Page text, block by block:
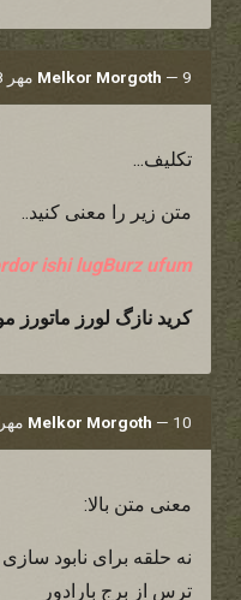
Melkor Morgoth — 9 مهر 1388 — ساعت 22:39
تکلیف...
متن زیر را معنی کنید..
ishi lugBurz ufum
کرید نازگ لورز ماتورز
Melkor Morgoth — 10 مهر 1388 — ساعت 14:01
معنی متن بالا:
نه حلقه برای نابود
ترس از برج بارادور